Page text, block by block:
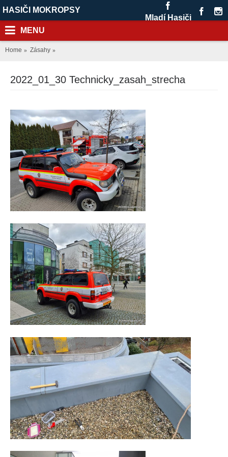
HASIČI MOKROPSY
Mladí Hasiči
MENU
Home Zásahy
2022_01_30 Technicky_zasah_strecha